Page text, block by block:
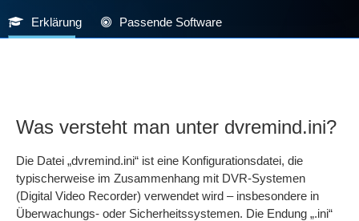
Erklärung Passende Software
Was versteht man unter dvremind.ini?
Die Datei „dvremind.ini“ ist eine Konfigurationsdatei, die
typischerweise im Zusammenhang mit DVR-Systemen
(Digital Video Recorder) verwendet wird – insbesondere in
Überwachungs- oder Sicherheitssystemen. Die Endung „.ini“